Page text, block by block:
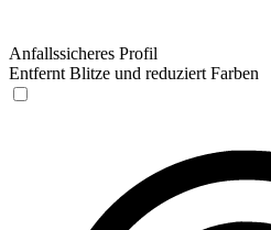
Anfallssicheres Profil
Entfernt Blitze und reduziert Farben